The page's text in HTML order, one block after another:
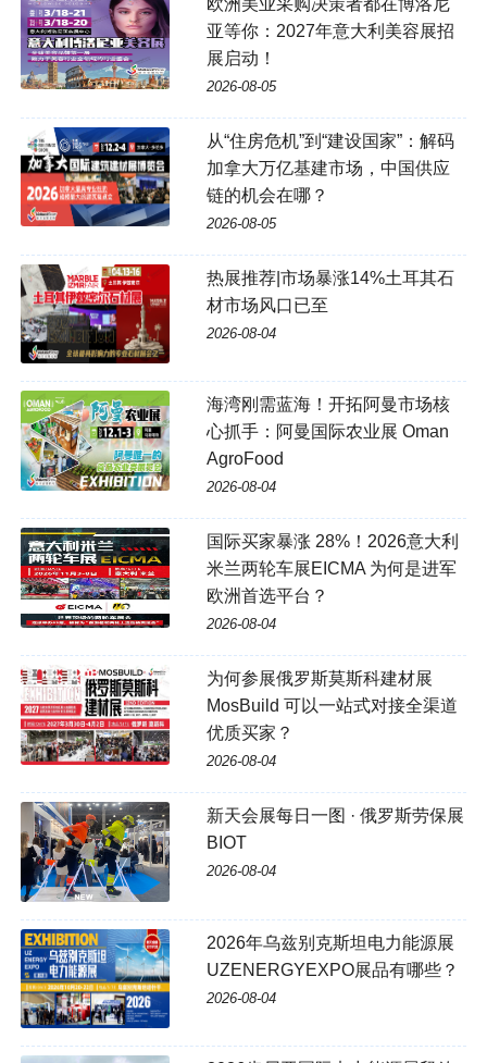
欧洲美业采购决策者都在博洛尼
亚等你：2027年意大利美容展招
展启动！
2026-08-05
从“住房危机”到“建设国家”：解码
加拿大万亿基建市场，中国供应
链的机会在哪？
2026-08-05
热展推荐|市场暴涨14%土耳其石
材市场风口已至
2026-08-04
海湾刚需蓝海！开拓阿曼市场核
心抓手：阿曼国际农业展 Oman
AgroFood
2026-08-04
国际买家暴涨 28%！2026意大利
米兰两轮车展EICMA 为何是进军
欧洲首选平台？
2026-08-04
为何参展俄罗斯莫斯科建材展
MosBuild 可以一站式对接全渠道
优质买家？
2026-08-04
新天会展每日一图 · 俄罗斯劳保展
BIOT
2026-08-04
2026年乌兹别克斯坦电力能源展
UZENERGYEXPO展品有哪些？
2026-08-04